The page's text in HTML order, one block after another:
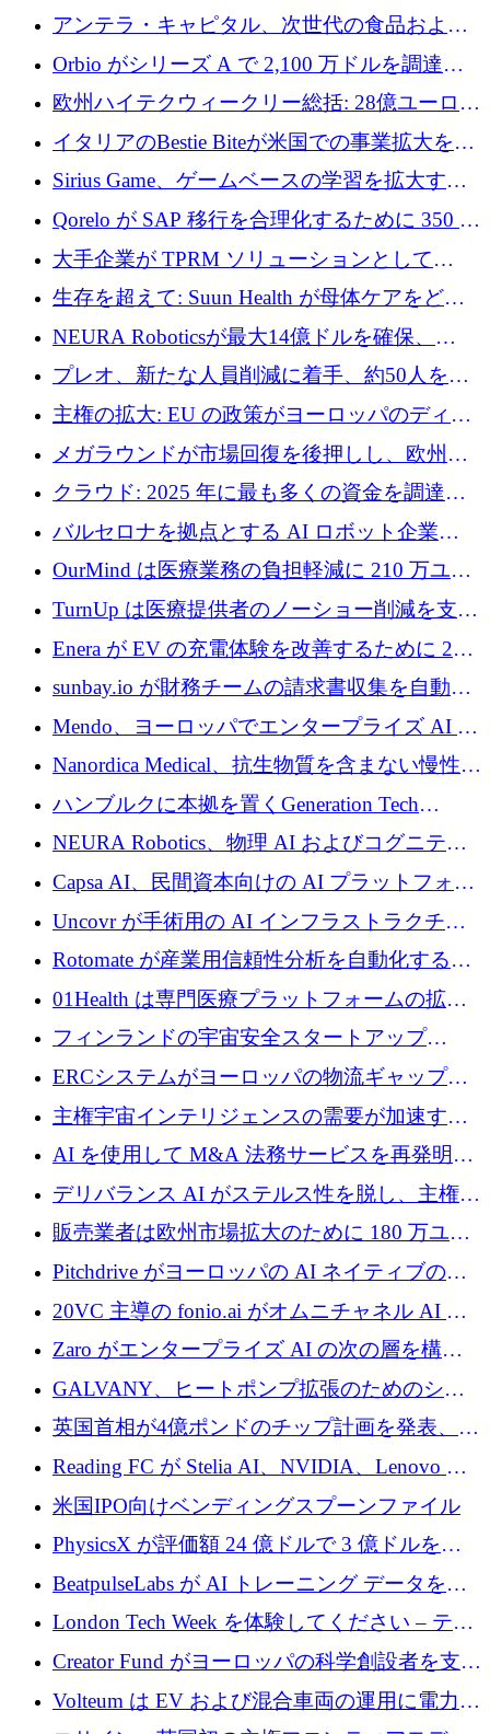
者補助金で 10 周年を迎える
アンテラ・キャピタル、次世代の食品および
アグリテクノロジーのイノベーションを支援
するファンド III の初回クローズ額が 1 億ドル
に到達
Orbio がシリーズ A で 2,100 万ドルを調達、
AI 労働力管理を世界の最前線の労働者に提供
欧州ハイテクウィークリー総括: 28億ユーロの
取引と5月のハイライト
イタリアのBestie Biteが米国での事業拡大を加
速するために150万ユーロを調達
Sirius Game、ゲームベースの学習を拡大する
ために 130 万ユーロの資金調達を完了
Qorelo が SAP 移行を合理化するために 350 万
ドルを調達
大手企業が TPRM ソリューションとして
Vanta を選択する理由
生存を超えて: Suun Health が母体ケアをどの
ように再考しているか
NEURA Roboticsが最大14億ドルを確保、
Bending Spoonsが米国IPOを申請、英国首相が
4億ポンドのチップ計画を発表
プレオ、新たな人員削減に着手、約50人を解
雇
主権の拡大: EU の政策がヨーロッパのディー
プテック戦略をどのように再構築しているか
メガラウンドが市場回復を後押しし、欧州の
ハイテク資金調達は5月に105億ユーロに回復
クラウド: 2025 年に最も多くの資金を調達し
た 10 社
バルセロナを拠点とする AI ロボット企業
Theker が 8,500 万ドルを調達
OurMind は医療業務の負担軽減に 210 万ユー
ロを寄付
TurnUp は医療提供者のノーショー削減を支援
するために 200 万ユーロを調達
Enera が EV の充電体験を改善するために 200
万ドルを調達
sunbay.io が財務チームの請求書収集を自動化
するために 55 万ユーロを調達
Mendo、ヨーロッパでエンタープライズ AI 導
入を拡大するために 1,200 万ユーロを確保
Nanordica Medical、抗生物質を含まない慢性創
傷治療薬を市場に投入するために 160 万ユー
ロを調達
ハンブルクに本拠を置くGeneration Tech
Partnersが5,000万ユーロのAIロールアップファ
NEURA Robotics、物理 AI およびコグニティ
ブ ロボティクス プラットフォームを拡張する
ためにシリーズ C で最大 14 億ドルを確保
Capsa AI、民間資本向けの AI プラットフォー
ムを拡大するために 1,800 万ドルを調達
Uncovr が手術用の AI インフラストラクチャ
を構築するために 700 万ドルを調達
Rotomate が産業用信頼性分析を自動化するた
めに 210 万ユーロを調達
01Health は専門医療プラットフォームの拡大
に 1,500 万ドルを確保
フィンランドの宇宙安全スタートアップ
Aavuus が、スペースデブリ追跡に取り組むプ
レシード資金を獲得
ERCシステムがヨーロッパの物流ギャップを
埋めるために設計された重量物運搬用eVTOL
であるVictorを発表
主権宇宙インテリジェンスの需要が加速する
中、ICEYEは評価額100億ユーロ以上で4億
5,000万ユーロを調達
AI を使用して M&A 法務サービスを再発明す
るために 110 万ユーロを適切に確保
デリバランス AI がステルス性を脱し、主権の
あるエンタープライズ AI を強化
販売業者は欧州市場拡大のために 180 万ユー
ロを確保
Pitchdrive がヨーロッパの AI ネイティブの創
業者を支援するために 6,000 万ユーロを調達
20VC 主導の fonio.ai がオムニチャネル AI プ
ラットフォームのために 1,700 万ドルを調達
Zaro がエンタープライズ AI の次の層を構築
するために 510 万ドルを獲得
GALVANY、ヒートポンプ拡張のためのシー
ドラウンドで1,000万ユーロを確保
英国首相が4億ポンドのチップ計画を発表、英
国の新興企業は「ここで拡大」し「ここに留
まる」
Reading FC が Stelia AI、NVIDIA、Lenovo と
協力して AI Center of Excellence を立ち上げ
米国IPO向けベンディングスプーンファイル
PhysicsX が評価額 24 億ドルで 3 億ドルを調
達
BeatpulseLabs が AI トレーニング データを拡
張するために 180 万ドルのプレシードを調達
London Tech Week を体験してください – テク
ノロジーがヨーロッパのイノベーションの未
来を形作る場所
Creator Fund がヨーロッパの科学創設者を支援
するために 5,600 万ドルを調達
Volteum は EV および混合車両の運用に電力を
供給するために 250 万ユーロを寄付